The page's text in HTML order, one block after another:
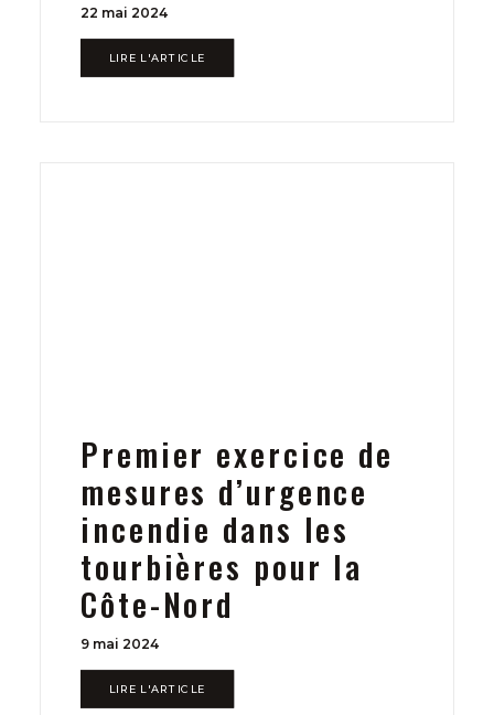
22 mai 2024
LIRE L'ARTICLE
Premier exercice de
mesures d’urgence
incendie dans les
tourbières pour la
Côte-Nord
9 mai 2024
LIRE L'ARTICLE